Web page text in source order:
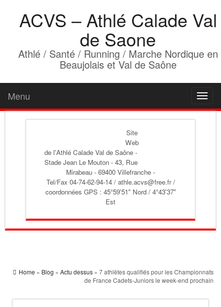
ACVS – Athlé Calade Val
de Saone
Athlé / Santé / Running / Marche Nordique en
Beaujolais et Val de Saône
Menu
Site
Web
de l'Athlé Calade Val de Saône -
Stade Jean Le Mouton - 43, Rue
Mirabeau - 69400 Villefranche -
Tel/Fax 04-74-62-94-14 / athle.acvs@free.fr /
coordonnées GPS : 45°59'51" Nord / 4°43'37"
Est
Home » Blog » Actu dessus » 7 athlètes qualifiés pour les Championnats
de France Cadets-Juniors le week-end prochain